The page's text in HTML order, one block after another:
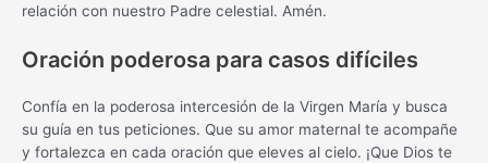
relación con nuestro Padre celestial. Amén.
Oración poderosa para casos difíciles
Confía en la poderosa intercesión de la Virgen María y busca
su guía en tus peticiones. Que su amor maternal te acompañe
y fortalezca en cada oración que eleves al cielo. ¡Que Dios te